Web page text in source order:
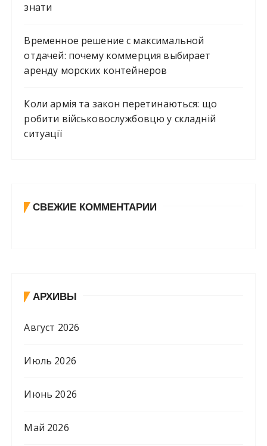
знати
Временное решение с максимальной
отдачей: почему коммерция выбирает
аренду морских контейнеров
Коли армія та закон перетинаються: що
робити військовослужбовцю у складній
ситуації
СВЕЖИЕ КОММЕНТАРИИ
АРХИВЫ
Август 2026
Июль 2026
Июнь 2026
Май 2026